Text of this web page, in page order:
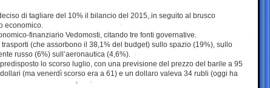
di tagliare del 10% il bilancio del 2015, in seguito al brusco
economico.
finanziario Vedomosti, citando tre fonti governative.
(che assorbono il 38,1% del budget) sullo spazio (19%), sullo
russo (6%) sull’aeronautica (4,6%).
predisposto lo scorso luglio, con una previsione del prezzo del barile a 95
(ma venerdì scorso era a 61) e un dollaro valeva 34 rubli (oggi ha